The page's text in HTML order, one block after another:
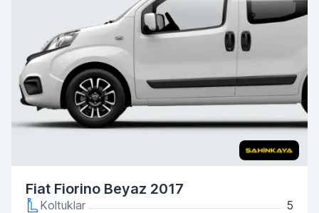
Fiat Fiorino Beyaz 2017
Koltuklar
5